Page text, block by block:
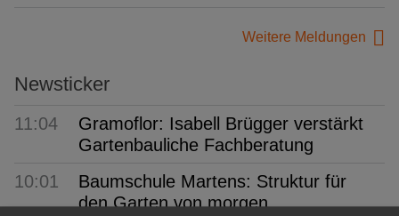
Weitere Meldungen
Newsticker
11:04
Gramoflor: Isabell Brügger verstärkt
Gartenbauliche Fachberatung
10:01
Baumschule Martens: Struktur für
den Garten von morgen